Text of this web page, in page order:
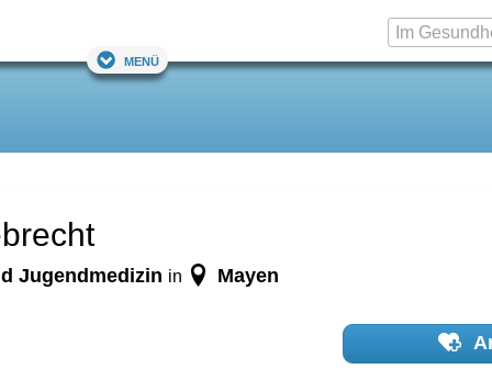
Menü
Jugendmedizin in Mayen